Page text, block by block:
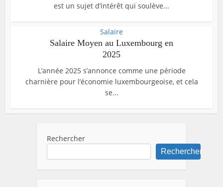
est un sujet d’intérêt qui soulève...
Salaire
Salaire Moyen au Luxembourg en
2025
L’année 2025 s’annonce comme une période
charnière pour l’économie luxembourgeoise, et cela
se...
Rechercher
Rechercher